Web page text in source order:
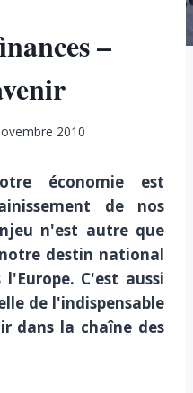
–
2010
économie est
de nos
n'est autre que
destin national
C'est aussi
de l'indispensable
dans la chaîne des